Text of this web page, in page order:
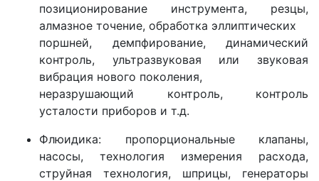
позиционирование инструмента, резцы,
алмазное точение, обработка эллиптических
поршней, демпфирование, динамический
контроль, ультразвуковая или звуковая
вибрация нового поколения,
неразрушающий контроль, контроль
усталости приборов и т.д.
Флюидика: пропорциональные клапаны,
насосы, технология измерения расхода,
струйная технология, шприцы, генераторы